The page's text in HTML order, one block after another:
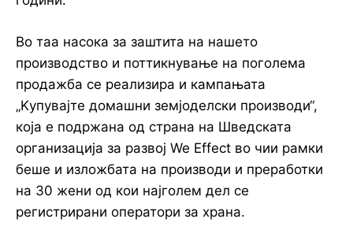
Во таа насока за заштита на нашето
производство и поттикнување на поголема
продажба се реализира и кампањата
„Kупувајте домашни земјоделски производи“,
која е подржана од страна на Шведската
организација за развој We Effect во чии рамки
беше и изложбата на производи и преработки
на 30 жени од кои најголем дел се
регистрирани оператори за храна.